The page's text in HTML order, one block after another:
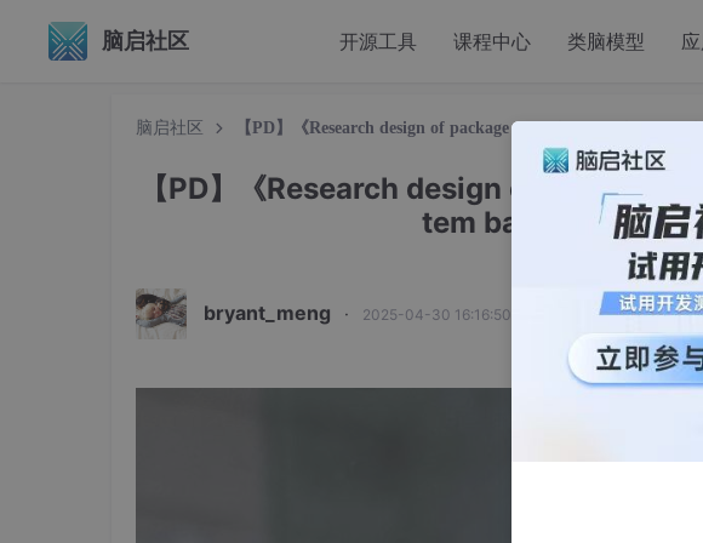
脑启社区 开源工具 课程中心 类脑模型
脑启社区 【PD】《Research design of package detection tracking
【PD】《Research design of
tem based on deep
bryant_meng · 2025-04-30 16:16:50 发布